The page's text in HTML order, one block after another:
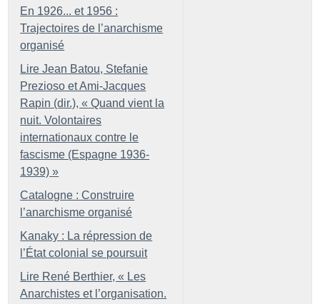
En 1926... et 1956 :
Trajectoires de l’anarchisme
organisé
Lire Jean Batou, Stefanie
Prezioso et Ami-Jacques
Rapin (dir.), « Quand vient la
nuit. Volontaires
internationaux contre le
fascisme (Espagne 1936-
1939) »
Catalogne : Construire
l’anarchisme organisé
Kanaky : La répression de
l’État colonial se poursuit
Lire René Berthier, « Les
Anarchistes et l’organisation.